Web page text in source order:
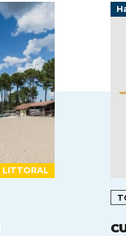
LITTORAL